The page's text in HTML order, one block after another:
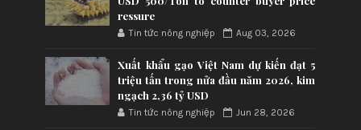
ressure
Tin tức nông nghiệp Aug 03, 2026
Xuất khẩu gạo Việt Nam dự kiến đạt 5
triệu tấn trong nửa đầu năm 2026, kim
ngạch 2,36 tỷ USD
Tin tức nông nghiệp Jun 28, 2026